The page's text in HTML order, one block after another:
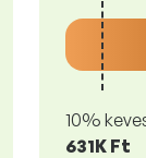
10%
631K Ft